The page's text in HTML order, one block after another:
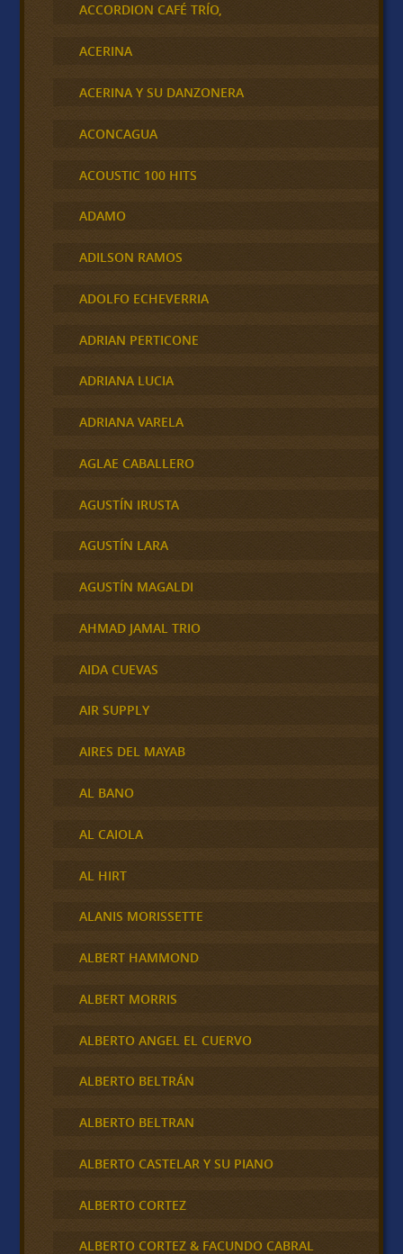
ACCORDION CAFÉ TRÍO,
ACERINA
ACERINA Y SU DANZONERA
ACONCAGUA
ACOUSTIC 100 HITS
ADAMO
ADILSON RAMOS
ADOLFO ECHEVERRIA
ADRIAN PERTICONE
ADRIANA LUCIA
ADRIANA VARELA
AGLAE CABALLERO
AGUSTÍN IRUSTA
AGUSTÍN LARA
AGUSTÍN MAGALDI
AHMAD JAMAL TRIO
AIDA CUEVAS
AIR SUPPLY
AIRES DEL MAYAB
AL BANO
AL CAIOLA
AL HIRT
ALANIS MORISSETTE
ALBERT HAMMOND
ALBERT MORRIS
ALBERTO ANGEL EL CUERVO
ALBERTO BELTRÁN
ALBERTO BELTRAN
ALBERTO CASTELAR Y SU PIANO
ALBERTO CORTEZ
ALBERTO CORTEZ & FACUNDO CABRAL